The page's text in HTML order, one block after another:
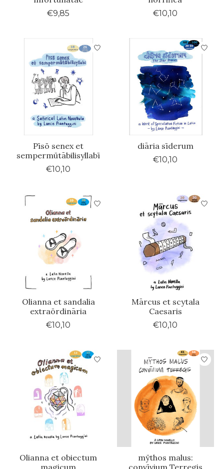
€9,85 €10,10
Pīsō senex et
sempermūtābilisyllabī
€10,10
diāria sīderum
€10,10
Olianna et sandalia
extraōrdināria
€10,10
Mārcus et scytala
Caesaris
€10,10
Olianna et obiectum
mȳthos malus: